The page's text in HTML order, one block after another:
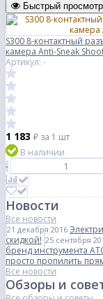
Быстрый просмотр
S300 8-контактный
камера Anti-Sneak
Артикул: -
1 183 ₽ за 1 шт
В наличии
-
Новости
Все новости
21 декабря 2016
скидкой! 25 сентября
бренд инструмента
просто пропилить
Все новости
Обзоры и